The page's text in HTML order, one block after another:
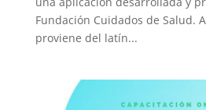
Fundación Cuidados de Salud.
proviene del latín...